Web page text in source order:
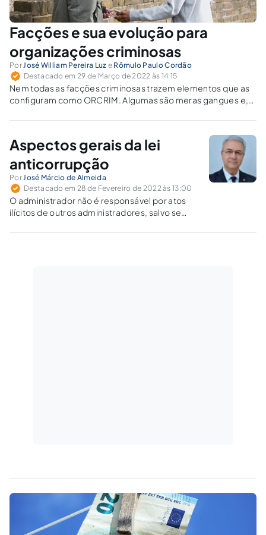
Facções e sua evolução para
organizações criminosas
Por José William Pereira Luz e Rômulo Paulo Cordão
Destacado em 29 de Março de 2022 às 14:15
Nem todas as facções criminosas trazem elementos que as
configuram como ORCRIM. Algumas são meras gangues e,
Aspectos gerais da lei
anticorrupção
Por José Márcio de Almeida
Destacado em 28 de Fevereiro de 2022 às 13:00
O administrador não é responsável por atos
ilícitos de outros administradores, salvo se
descobri-los ou se, deles tendo